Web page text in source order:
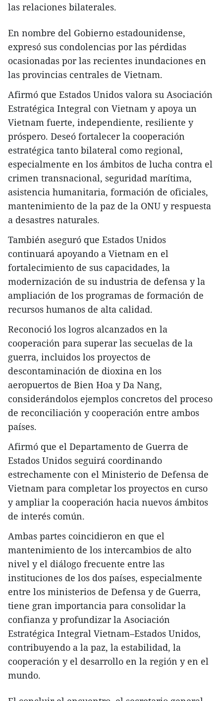
las relaciones bilaterales.
En nombre del Gobierno estadounidense,
expresó sus condolencias por las pérdidas
ocasionadas por las recientes inundaciones en
las provincias centrales de Vietnam.
Afirmó que Estados Unidos valora su Asociación
Estratégica Integral con Vietnam y apoya un
Vietnam fuerte, independiente, resiliente y
próspero. Deseó fortalecer la cooperación
estratégica tanto bilateral como regional,
especialmente en los ámbitos de lucha contra el
crimen transnacional, seguridad marítima,
asistencia humanitaria, formación de oficiales,
mantenimiento de la paz de la ONU y respuesta
a desastres naturales.
También aseguró que Estados Unidos
continuará apoyando a Vietnam en el
fortalecimiento de sus capacidades, la
modernización de su industria de defensa y la
ampliación de los programas de formación de
recursos humanos de alta calidad.
Reconoció los logros alcanzados en la
cooperación para superar las secuelas de la
guerra, incluidos los proyectos de
descontaminación de dioxina en los
aeropuertos de Bien Hoa y Da Nang,
considerándolos ejemplos concretos del proceso
de reconciliación y cooperación entre ambos
países.
Afirmó que el Departamento de Guerra de
Estados Unidos seguirá coordinando
estrechamente con el Ministerio de Defensa de
Vietnam para completar los proyectos en curso
y ampliar la cooperación hacia nuevos ámbitos
de interés común.
Ambas partes coincidieron en que el
mantenimiento de los intercambios de alto
nivel y el diálogo frecuente entre las
instituciones de los dos países, especialmente
entre los ministerios de Defensa y de Guerra,
tiene gran importancia para consolidar la
confianza y profundizar la Asociación
Estratégica Integral Vietnam–Estados Unidos,
contribuyendo a la paz, la estabilidad, la
cooperación y el desarrollo en la región y en el
mundo.